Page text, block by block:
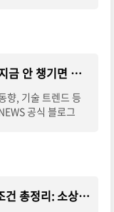
2025 여성건강지원금, 지금 안 챙기면 손해! 신청방법 총정리
향, 기술 트렌드 등
공식 블로그
2025 새출발기금 신청조건 총정리: 소상공인을 위한 실질적 채무조정 지원